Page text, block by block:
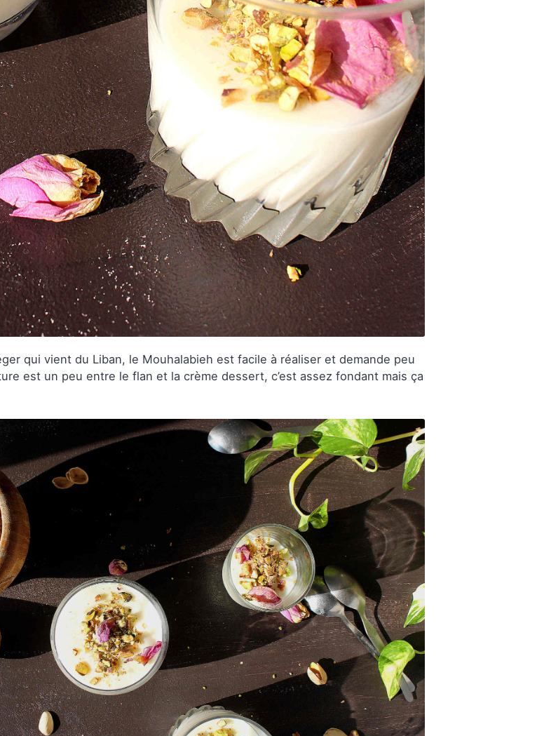
qui vient du Liban, le Mouhalabieh est facile à réaliser et demande peu
est un peu entre le flan et la crème dessert, c’est assez fondant mais ça